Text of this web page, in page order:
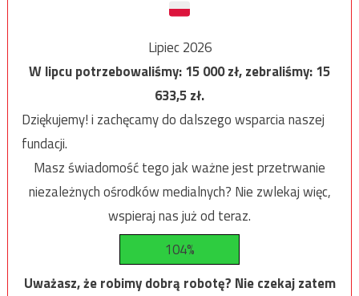
Lipiec 2026
W lipcu potrzebowaliśmy:15 000zł, zebraliśmy:15
633,5zł.
Dziękujemy! i zachęcamy do dalszego wsparcia naszej
fundacji.
Masz świadomość tego jak ważne jest przetrwanie
niezależnych ośrodków medialnych? Nie zwlekaj więc,
wspieraj nas już od teraz.
104%
Uważasz, że robimy dobrą robotę? Nie czekaj zatem